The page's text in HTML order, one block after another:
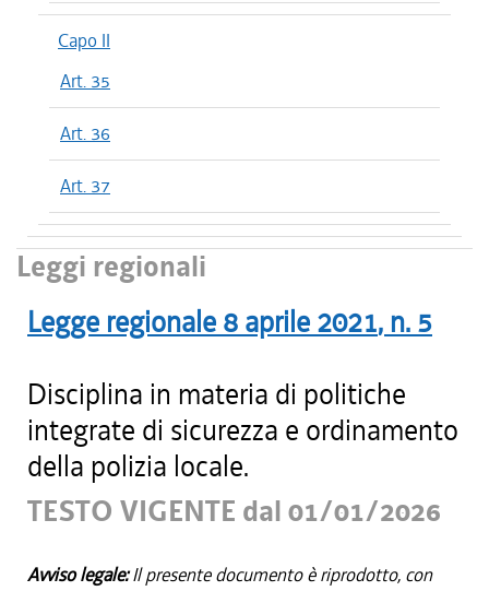
Capo II
Art. 35
Art. 36
Art. 37
Leggi regionali
Legge regionale 8 aprile 2021, n. 5
Disciplina in materia di politiche
integrate di sicurezza e ordinamento
della polizia locale.
TESTO VIGENTE dal 01/01/2026
Avviso legale:Il presente documento è riprodotto, con